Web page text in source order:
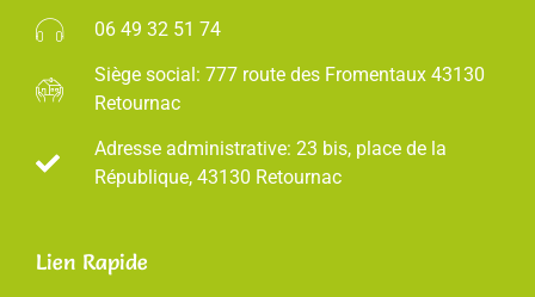
06 49 32 51 74
Siège social: 777 route des Fromentaux 43130
Retournac
Adresse administrative: 23 bis, place de la
République, 43130 Retournac
Lien Rapide